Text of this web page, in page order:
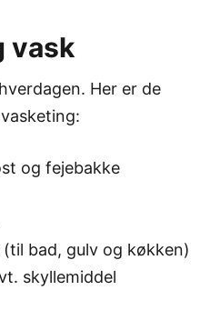
vask
Her er de
og fejebakke
bad, gulv og køkken)
skyllemiddel